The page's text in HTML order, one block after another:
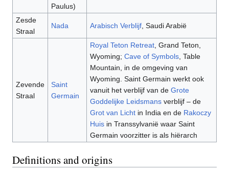
Paulus)
Zesde
Straal
Nada Arabisch Verblijf, Saudi Arabië
Zevende
Straal
Saint
Germain
Royal Teton Retreat, Grand Teton,
Wyoming; Cave of Symbols, Table
Mountain, in de omgeving van
Wyoming. Saint Germain werkt ook
vanuit het verblijf van de Grote
Goddelijke Leidsmansverblijf – de
Grot van Lichtin India en de Rakoczy
Huisin Transsylvanië waar Saint
Germain voorzitter is als hiërarch
Definitions and origins